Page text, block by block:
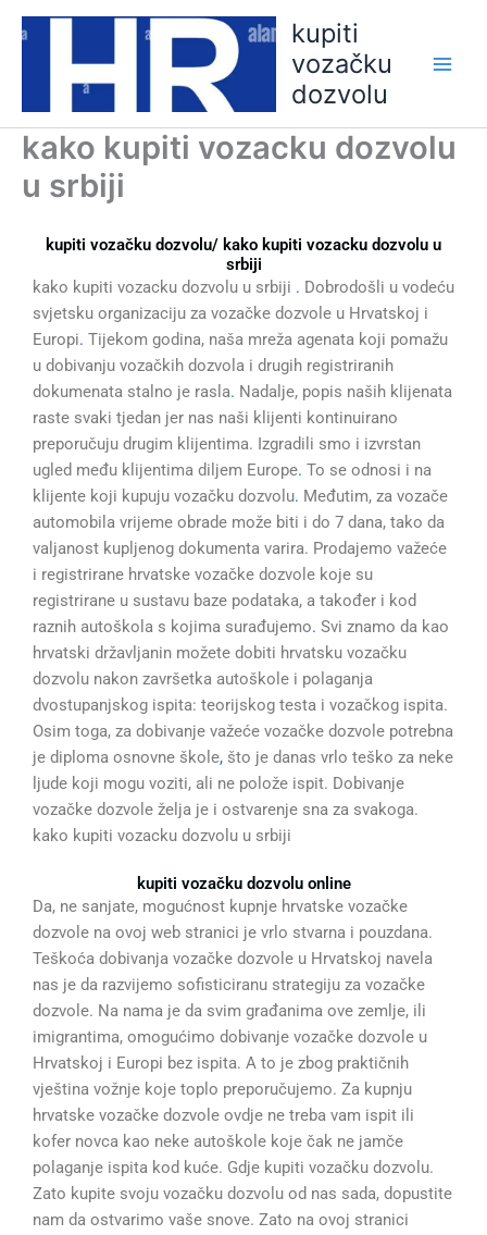
Skip
kupiti
vozačku
dozvolu
kako kupiti vozacku dozvolu
u srbiji
kupiti vozačku dozvolu/ kako kupiti vozacku dozvolu u
srbiji
kako kupiti vozacku dozvolu u srbiji . Dobrodošli u vodeću
svjetsku organizaciju za vozačke dozvole u Hrvatskoj i
Europi. Tijekom godina, naša mreža agenata koji pomažu
u dobivanju vozačkih dozvola i drugih registriranih
dokumenata stalno je rasla. Nadalje, popis naših klijenata
raste svaki tjedan jer nas naši klijenti kontinuirano
preporučuju drugim klijentima. Izgradili smo i izvrstan
ugled među klijentima diljem Europe. To se odnosi i na
klijente koji kupuju vozačku dozvolu. Međutim, za vozače
automobila vrijeme obrade može biti i do 7 dana, tako da
valjanost kupljenog dokumenta varira. Prodajemo važeće
i registrirane hrvatske vozačke dozvole koje su
registrirane u sustavu baze podataka, a također i kod
raznih autoškola s kojima surađujemo. Svi znamo da kao
hrvatski državljanin možete dobiti hrvatsku vozačku
dozvolu nakon završetka autoškole i polaganja
dvostupanjskog ispita: teorijskog testa i vozačkog ispita.
Osim toga, za dobivanje važeće vozačke dozvole potrebna
je diploma osnovne škole, što je danas vrlo teško za neke
ljude koji mogu voziti, ali ne polože ispit. Dobivanje
vozačke dozvole želja je i ostvarenje sna za svakoga.
kako kupiti vozacku dozvolu u srbiji
kupiti vozačku dozvolu online
Da, ne sanjate, mogućnost kupnje hrvatske vozačke
dozvole na ovoj web stranici je vrlo stvarna i pouzdana.
Teškoća dobivanja vozačke dozvole u Hrvatskoj navela
nas je da razvijemo sofisticiranu strategiju za vozačke
dozvole. Na nama je da svim građanima ove zemlje, ili
imigrantima, omogućimo dobivanje vozačke dozvole u
Hrvatskoj i Europi bez ispita. A to je zbog praktičnih
vještina vožnje koje toplo preporučujemo. Za kupnju
hrvatske vozačke dozvole ovdje ne treba vam ispit ili
kofer novca kao neke autoškole koje čak ne jamče
polaganje ispita kod kuće. Gdje kupiti vozačku dozvolu.
Zato kupite svoju vozačku dozvolu od nas sada, dopustite
nam da ostvarimo vaše snove. Zato na ovoj stranici